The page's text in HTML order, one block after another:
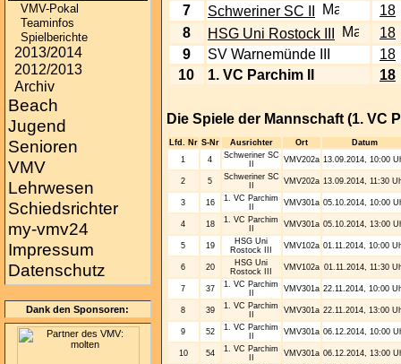
VMV-Pokal
Teaminfos
Spielberichte
2013/2014
2012/2013
Archiv
Beach
Jugend
Senioren
VMV
Lehrwesen
Schiedsrichter
my-vmv24
Impressum
Datenschutz
Dank den Sponsoren:
7
Schweriner SC II
18
8
HSG Uni Rostock III
18
9
SV Warnemünde III
18
10
1. VC Parchim II 18
Die Spiele der Mannschaft (1. VC
Lfd. Nr S-Nr Ausrichter Ort
Datum
1
4
Schweriner SC VMV202a 13.09.2014, 10:00
2 5
Schweriner SC VMV202a 13.09.2014, 11:30
3 16
1. VC Parchim
VMV301a 05.10.2014, 10:00
4 18
1. VC Parchim
VMV301a 05.10.2014, 13:00
5 19
HSG Uni
Rostock III
VMV102a 01.11.2014, 10:00
6 20
HSG Uni
Rostock III
VMV102a 01.11.2014, 11:30
7 37
1. VC Parchim
VMV301a 22.11.2014, 10:00
8 39
1. VC Parchim
VMV301a 22.11.2014, 13:00
9 52
1. VC Parchim
VMV301a 06.12.2014, 10:00
10 54
1. VC Parchim
VMV301a 06.12.2014, 13:00